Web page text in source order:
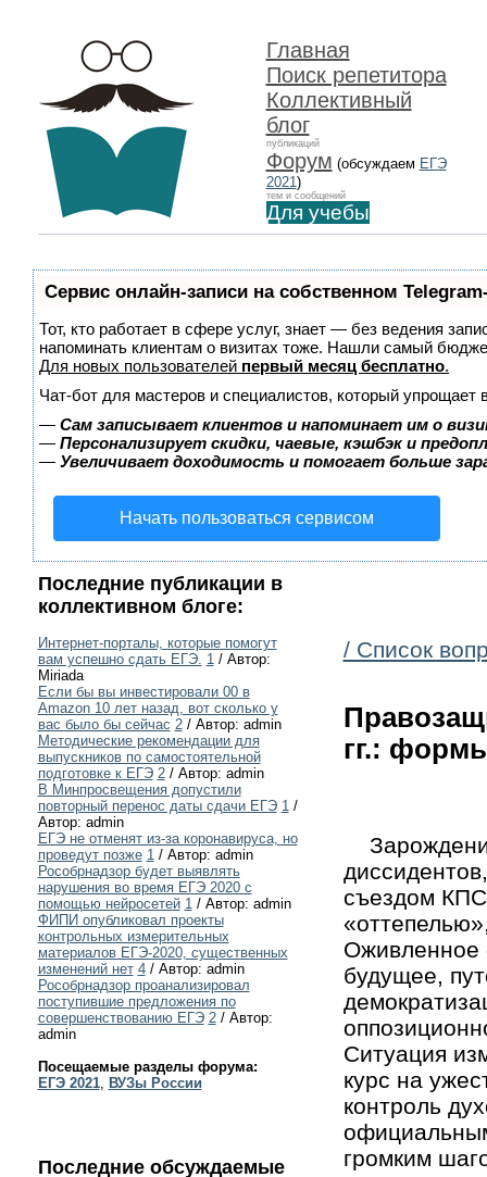
Главная
Поиск репетитора
Коллективный
блог
публикаций
Форум (обсуждаем ЕГЭ
2021)
тем и сообщений
Для учебы
Сервис онлайн-записи на собственном
Тот, кто работает в сфере услуг, знает — без ведения
напоминать клиентам о визитах тоже. Нашли самый
Для новых пользователей первый месяц бесплатно.
Чат-бот для мастеров и специалистов, который упрощает
— Сам записывает клиентов и напоминает им о
— Персонализирует скидки, чаевые, кэшбэк и
— Увеличивает доходимость и помогает больше
Начать пользоваться сервисом
Последние публикации в
коллективном блоге:
Интернет-порталы, которые помогут
вам успешно сдать ЕГЭ. 1/ Автор:
Miriada
Если бы вы инвестировали 00 в
Amazon 10 лет назад, вот сколько у
вас было бы сейчас 2/ Автор: admin
Методические рекомендации для
выпускников по самостоятельной
подготовке к ЕГЭ 2/ Автор: admin
В Минпросвещения допустили
повторный перенос даты сдачи ЕГЭ 1/
Автор: admin
ЕГЭ не отменят из-за коронавируса, но
проведут позже 1/ Автор: admin
Рособрнадзор будет выявлять
нарушения во время ЕГЭ 2020 с
помощью нейросетей 1/ Автор: admin
ФИПИ опубликовал проекты
контрольных измерительных
материалов ЕГЭ-2020, существенных
изменений нет 4/ Автор: admin
Рособрнадзор проанализировал
поступившие предложения по
совершенствованию ЕГЭ 2/ Автор:
admin
Посещаемые разделы форума:
ЕГЭ 2021, ВУЗы России
Последние обсуждаемые
/ Список
гг.:
съездом
Оживленное
будущее,
Ситуация
курс на
контроль
громким